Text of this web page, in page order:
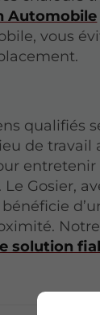
Automobile
vous
qualifiés
de travail
Gosier,
solution